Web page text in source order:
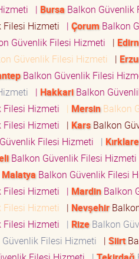
| Bursa Balkon Güvenlik
Filesi Hizmeti
| ÇorumBalkon
Güvenlik Filesi Hizmeti |
Güvenlik Filesi Hizmeti |
Balkon Güvenlik Filesi
| HakkariBalkon
Filesi Hizmeti
| MersinBalkon
Filesi Hizmeti
| KarsBalkon
Filesi Hizmeti |
Balkon Güvenlik Filesi Hizmeti
Malatya Balkon Güvenlik Filesi
Filesi Hizmeti
| MardinBalkon
Filesi Hizmeti
| Nevşehir
Filesi Hizmeti
| RizeBalkon
Filesi Hizmeti | Siirt